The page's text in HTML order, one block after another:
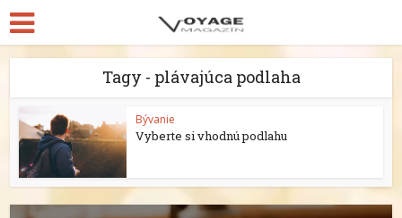
Tagy - plávajúca podlaha
Bývanie
Vyberte si vhodnú podlahu